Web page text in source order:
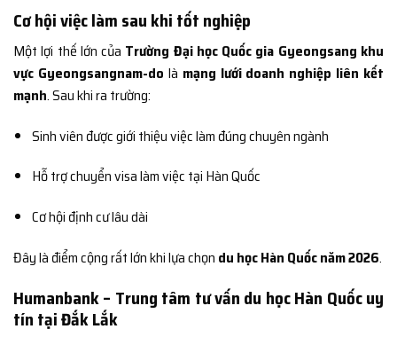
Cơ hội việc làm sau khi tốt nghiệp
Một lợi thế lớn của Trường Đại học Quốc gia Gyeongsang khu
vực Gyeongsangnam-do là mạng lưới doanh nghiệp liên kết
mạnh. Sau khi ra trường:
Sinh viên được giới thiệu việc làm đúng chuyên ngành
Hỗ trợ chuyển visa làm việc tại Hàn Quốc
Cơ hội định cư lâu dài
Đây là điểm cộng rất lớn khi lựa chọn du học Hàn Quốc năm 2026.
Humanbank – Trung tâm tư vấn du học Hàn Quốc uy
tín tại Đắk Lắk